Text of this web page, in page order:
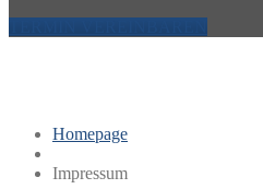
Homepage
Impressum